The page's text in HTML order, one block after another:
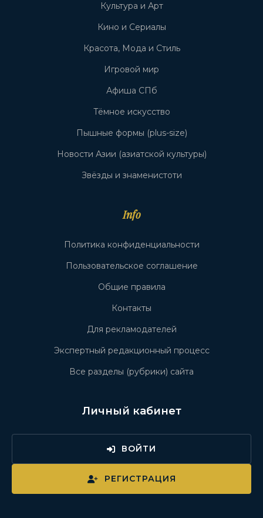
Культура и Арт
Кино и Сериалы
Красота, Мода и Стиль
Игровой мир
Афиша СПб
Тёмное искусство
Пышные формы (plus-size)
Новости Азии (азиатской культуры)
Звёзды и знаменистоти
Info
Политика конфиденциальности
Пользовательское соглашение
Общие правила
Контакты
Для рекламодателей
Экспертный редакционный процесс
Все разделы (рубрики) сайта
Личный кабинет
ВОЙТИ
РЕГИСТРАЦИЯ